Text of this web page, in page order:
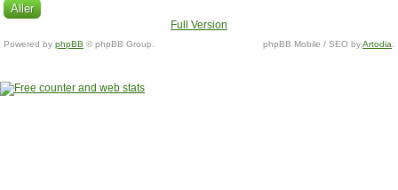
Full Version
Powered by phpBB © phpBB Group. phpBB Mobile / SEO byArtodia